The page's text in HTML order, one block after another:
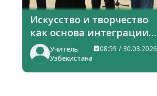
Искусство и творчество
как основа интеграции
тюркских стран
Учитель
Узбекистана
08:59 / 30.03.2026